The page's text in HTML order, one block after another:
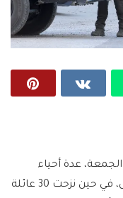
عدة أحياء
بالضفة الغربية وداهمت عددا من المنازل، في حين نزحت 30 عائلة